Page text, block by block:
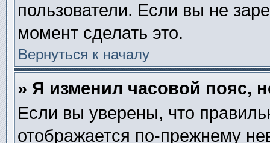
пользователи. Если вы не
момент сделать это.
Вернуться к началу
» Я изменил часовой пояс,
Если вы уверены, что
отображается по-прежнему